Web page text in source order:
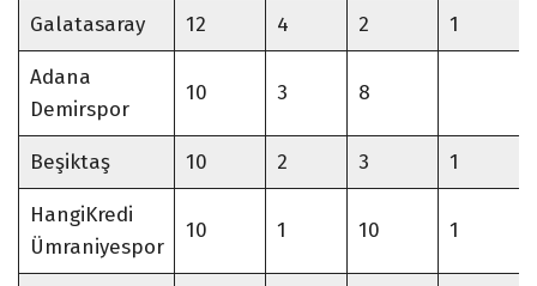
Galatasaray 12 4 2 1
Adana
Demirspor
10 3 8
Beşiktaş 10 2 3 1
HangiKredi
Ümraniyespor
10 1 10 1